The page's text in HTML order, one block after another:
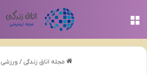
مجله اتاق زندگی / ورزشی